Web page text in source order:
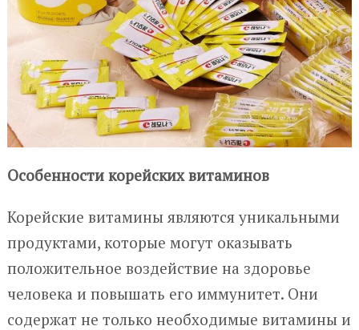
Особенности корейских витаминов
Корейские витамины являются уникальными
продуктами, которые могут оказывать
положительное воздействие на здоровье
человека и повышать его иммунитет. Они
содержат не только необходимые витамины и